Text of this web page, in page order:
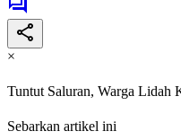
×
Tuntut Saluran, Warga Lidah
Sebarkan artikel ini